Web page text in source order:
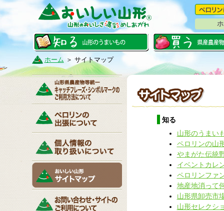
ホーム ＞ サイトマップ
知る
山形のうまい
ペロリンの山
やまがた伝統
イベントカレ
ペロリンファ
地産地消って
山形県卸売市
山形セレクシ